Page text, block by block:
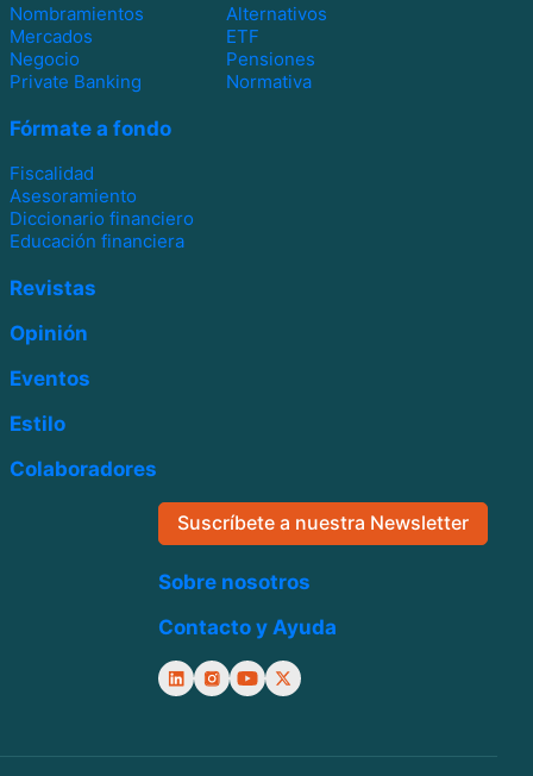
Nombramientos
Alternativos
Mercados
ETF
Negocio
Pensiones
Private Banking
Normativa
Fórmate a fondo
Fiscalidad
Asesoramiento
Diccionario financiero
Educación financiera
Revistas
Opinión
Eventos
Estilo
Colaboradores
Suscríbete a nuestra Newsletter
Sobre nosotros
Contacto y Ayuda